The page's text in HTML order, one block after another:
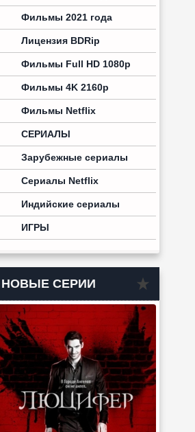
Фильмы 2021 года
Лицензия BDRip
Фильмы Full HD 1080p
Фильмы 4K 2160p
Фильмы Netflix
СЕРИАЛЫ
Зарубежные сериалы
Сериалы Netflix
Индийские сериалы
ИГРЫ
НОВЫЕ СЕРИИ